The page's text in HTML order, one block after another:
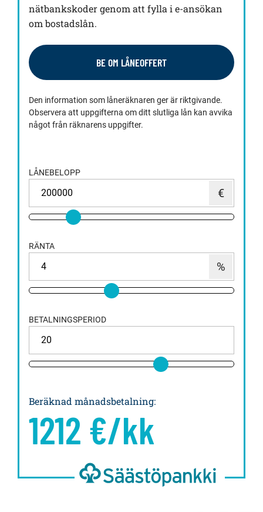
nätbankskoder genom att fylla i e-ansökan
om bostadslån.
BE OM LÅNEOFFERT
Den information som låneräknaren ger är riktgivande.
Observera att uppgifterna om ditt slutliga lån kan avvika
något från räknarens uppgifter.
LÅNEBELOPP
RÄNTA
BETALNINGSPERIOD
Beräknad månadsbetalning:
1212 €/kk